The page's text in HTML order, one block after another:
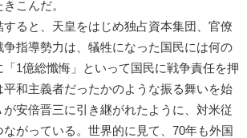
こんだ。
ると、天皇をはじめ独占資本集団、官僚
指導勢力は、犠牲になった国民には何の
1億総懺悔」といって国民に戦争責任を押
平和主義者だったかのような振る舞いを始
安倍晋三に引き継がれたように、対米従
がっている。世界的に見て、70年も外国